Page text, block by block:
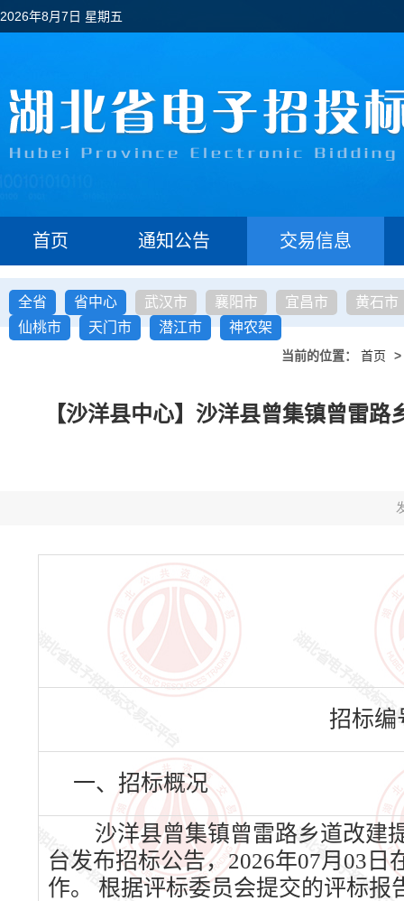
2026年8月7日 星期五
首页 通知公告 交易信息
全省 省中心 武汉市 襄阳市 宜昌市
黄石市
仙桃市
天门市 潜江市 神农架
当前的位置： 首页 >
【沙洋县中心】沙洋县曾集镇曾雷
招标编
一、招标概况
沙洋县曾集镇曾雷路乡道改建
台发布招标公告，2026年07月03
作。 根据评标委员会提交的评标